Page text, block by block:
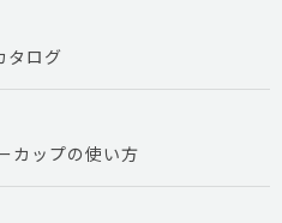
タログ
カップの使い方